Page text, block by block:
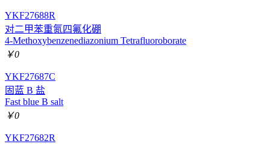
YKF27688R
对二甲苯重氮四氟化硼
4-Methoxybenzenediazonium Tetrafluoroborate
￥0
YKF27687C
固蓝 B 盐
Fast blue B salt
￥0
YKF27682R